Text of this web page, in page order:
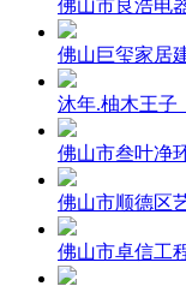
佛山市良浩电
佛山巨玺家居
沐年.柚木王子
佛山市叁叶净
佛山市顺德区
佛山市卓信工